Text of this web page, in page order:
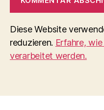
Diese Website
reduzieren. Erfahre,
verarbeitet werden.